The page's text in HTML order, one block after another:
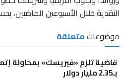
النقدية خلال الأسبوعين الماضيين،
موضوعاتمتعلقة
قاضية تلزم «فيريسك» بمحاولة
بـ2.35 مليار دولار